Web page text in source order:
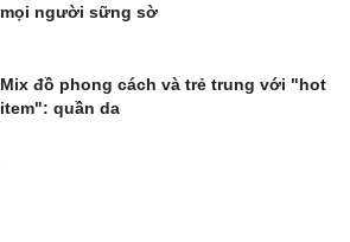
mọi người sững sờ
Mix đồ phong cách và trẻ trung với "hot
item": quần da